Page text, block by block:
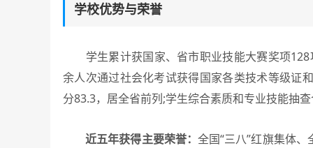
学校优势与荣誉
学生累计获国家、省市职业技能大赛奖项128
余人次通过社会化考试获得国家各类技术等级证
分83.3，居全省前列;学生综合素质和专业技能抽
近五年获得主要荣誉： 全国“三八”红旗集体